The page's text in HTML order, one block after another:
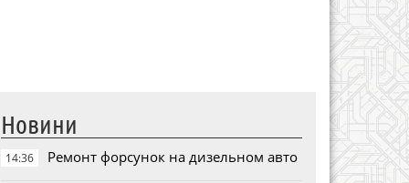
Новини
14:36 Ремонт форсунок на дизельном авто